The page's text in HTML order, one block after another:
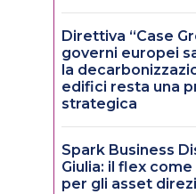
Direttiva “Case
governi europei
la
edifici resta una
strategica
Spark Business
Giulia: il flex
per gli asset